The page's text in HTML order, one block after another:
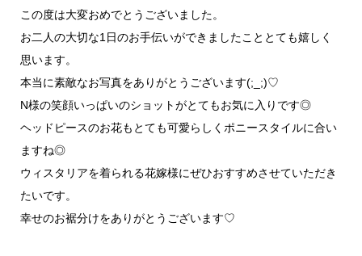
この度は大変おめでとうございました。
お二人の大切な1日のお手伝いができましたこととても嬉しく
思います。
本当に素敵なお写真をありがとうございます(;_;)♡
N様の笑顔いっぱいのショットがとてもお気に入りです◎
ヘッドピースのお花もとても可愛らしくポニースタイルに合い
ますね◎
ウィスタリアを着られる花嫁様にぜひおすすめさせていただき
たいです。
幸せのお裾分けをありがとうございます♡